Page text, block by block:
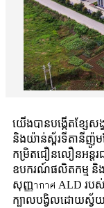
យើងបានបង្កើតខ្សែស
និងយ៉ាន់ស្ព័រទីតានីញ៉ូមផ្
កម្រិតជឿនលឿនអន្តរជ
ឧបករណ៍ផលិតកម្ម និ
សុញ្ញากาศ ALD រ
ក្បាលបង្វិលដោយស្វ័យប្